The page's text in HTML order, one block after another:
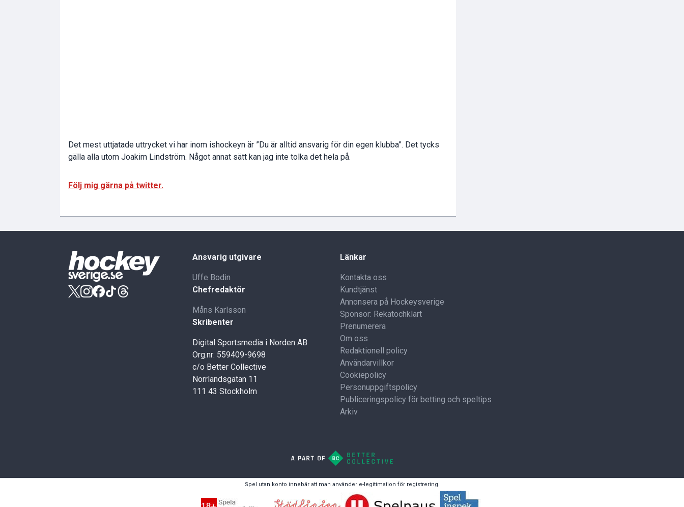
Det mest uttjatade uttrycket vi har inom ishockeyn är ”Du är alltid ansvarig för din egen klubba”. Det tycks
gälla alla utom Joakim Lindström. Något annat sätt kan jag inte tolka det hela på.
Följ mig gärna på twitter.
Ansvarig utgivare
Uffe Bodin
Chefredaktör
Måns Karlsson
Skribenter
Digital Sportsmedia i Norden AB
Org.nr: 559409-9698
c/o Better Collective
Norrlandsgatan 11
111 43 Stockholm
Länkar
Kontakta oss
Kundtjänst
Annonsera på Hockeysverige
Sponsor: Rekatochklart
Prenumerera
Om oss
Redaktionell policy
Användarvillkor
Cookiepolicy
Personuppgiftspolicy
Publiceringspolicy för betting och speltips
Arkiv
Spel utan konto innebär att man använder e-legitimation för registrering.